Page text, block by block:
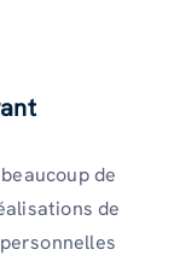
de
de